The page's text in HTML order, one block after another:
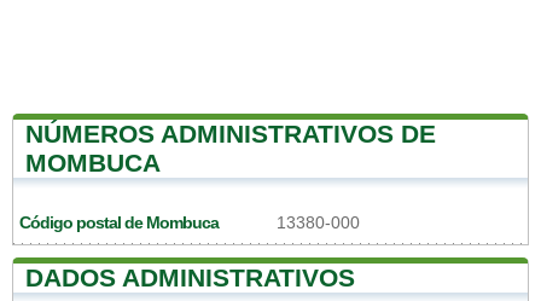
NÚMEROS ADMINISTRATIVOS DE
MOMBUCA
Código postal de Mombuca 13380-000
DADOS ADMINISTRATIVOS